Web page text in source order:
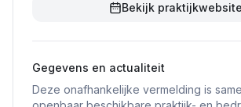
Bekijk praktijkwebsite
Gegevens en actualiteit
Deze onafhankelijke vermelding is